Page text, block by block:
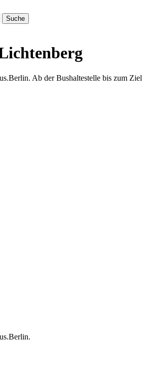
Ab der Bushaltestelle bis zum